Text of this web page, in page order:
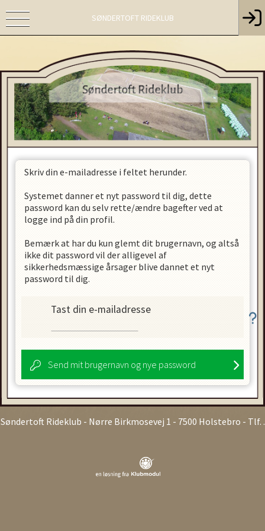
SØNDERTOFT RIDEKLUB
Skriv din e-mailadresse i feltet herunder.
Systemet danner et nyt password til dig, dette
password kan du selv rette/ændre bagefter ved at
logge ind på din profil.
Bemærk at har du kun glemt dit brugernavn, og altså
ikke dit password vil der alligevel af
sikkerhedsmæssige årsager blive dannet et nyt
password til dig.
Tast din e-mailadresse
Send mit brugernavn og nye password
Søndertoft Rideklub - Nørre Birkmosevej 1 - 7500 Holstebro - Tlf. .